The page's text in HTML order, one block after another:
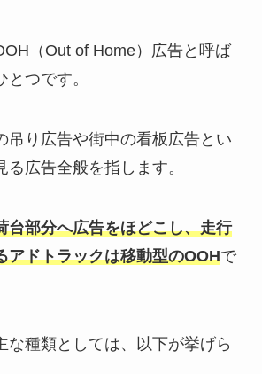
（Out of Home）広告と呼ば
つです。
吊り広告や街中の看板広告とい
る広告全般を指します。
台部分へ広告をほどこし、走行
アドトラックは移動型のOOHで
な種類としては、以下が挙げら